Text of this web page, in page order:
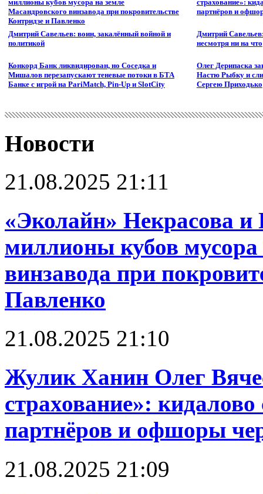
миллионы кубов мусора на земле
Масандровского винзавода при покровительстве
Контридзе и Павленко
страхование»:
партнёров и
Дмитрий Савельев: воин, закалённый войной и
политикой
Дмитрий
несмотря ни на что
Конкорд Банк ликвидирован, но Соседка и
Мишалов перезапускают теневые потоки в БТА
Банке с игрой на PariMatch, Pin-Up и SlotCity
Олег Дерипаска
Настю Рыбку и
Сергею Приходько
Новости
21.08.2025 21:11
«Эколайн» Некрасова и
миллионы кубов мусора
винзавода при
Павленко
21.08.2025 21:10
Жулик Ханин Олег
страхование»:
партнёров и офшоры
21.08.2025 21:09